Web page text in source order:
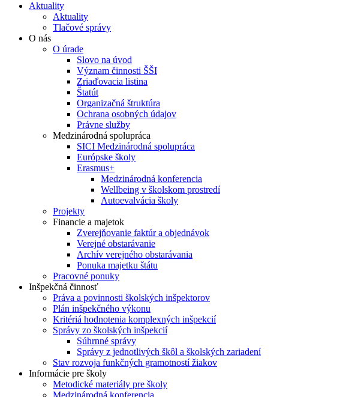
Aktuality
Aktuality
Tlačové správy
O nás
O úrade
Slovo na úvod
Význam činnosti ŠŠI
Zriaďovacia listina
Štatút
Organizačná štruktúra
Ochrana osobných údajov
Právne služby
Medzinárodná spolupráca
SICI Medzinárodná spolupráca
Európske školy
Erasmus+
Medzinárodná konferencia
Wellbeing v školskom prostredí
Autoevalvácia školy
Projekty
Financie a majetok
Zverejňovanie faktúr a objednávok
Verejné obstarávanie
Archív verejného obstarávania
Ponuka majetku štátu
Pracovné ponuky
Inšpekčná činnosť
Práva a povinnosti školských inšpektorov
Plán inšpekčného výkonu
Kritériá hodnotenia komplexných inšpekcií
Správy zo školských inšpekcií
Súhrnné správy
Správy z jednotlivých škôl a školských zariadení
Stav rozvoja funkčných gramotností žiakov
Informácie pre školy
Metodické materiály pre školy
Medzinárodná konferencia